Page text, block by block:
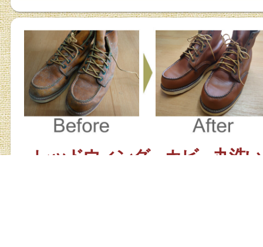
レッドウィング カビ 丸洗い